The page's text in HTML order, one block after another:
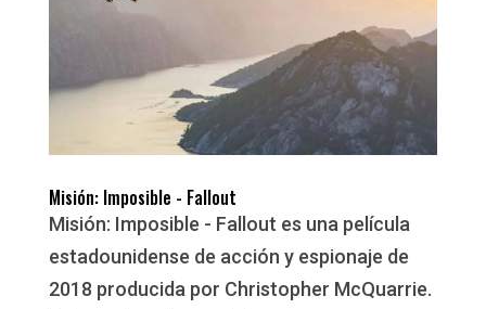
Misión: Imposible - Fallout
Misión: Imposible - Fallout es una película
estadounidense de acción y espionaje de
2018 producida por Christopher McQuarrie.